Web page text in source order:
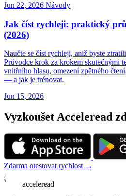
Jun 22, 2026 Návody
Jak číst rychleji: praktický
(2026)
Naučte se číst rychleji, aniž byste
Průvodce krok za krokem skutečnými
vnitřního hlasu, omezení zpětného
— a jak je trénovat.
Jun 15, 2026
Vyzkoušet Acceleread
Zdarma otestovat rychlost →
acceleread